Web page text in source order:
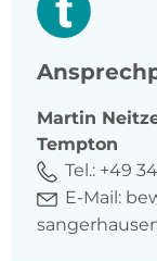
Martin
Tempton
Tel.: +49
E-Mail: